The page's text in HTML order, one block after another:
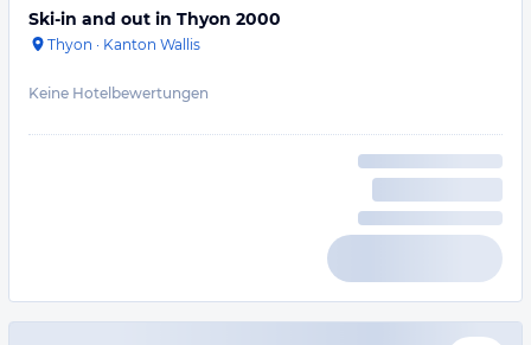
Ski-in and out in Thyon 2000
Thyon · Kanton Wallis
Keine Hotelbewertungen